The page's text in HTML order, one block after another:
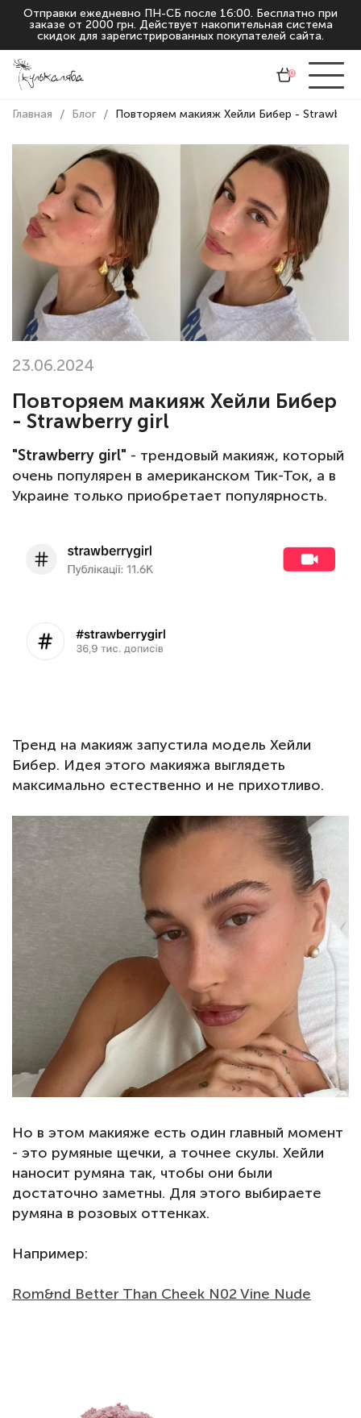
Отправки ежедневно ПН-СБ после 16:00. Бесплатно при
заказе от 2000 грн. Действует накопительная система
скидок для зарегистрированных покупателей сайта.
0
Главная Блог Повторяем макияж Хейли Бибер -
23.06.2024
Повторяем макияж Хейли Бибер
- Strawberry girl
"Strawberry girl" - трендовый макияж, который
очень популярен в американском Тик-Ток, а в
Украине только приобретает популярность.
Тренд на макияж запустила модель Хейли
Бибер. Идея этого макияжа выглядеть
максимально естественно и не прихотливо.
Но в этом макияже есть один главный момент
- это румяные щечки, а точнее скулы. Хейли
наносит румяна так, чтобы они были
достаточно заметны. Для этого выбираете
румяна в розовых оттенках.
Например:
Rom&nd Better Than Cheek N02 Vine Nude